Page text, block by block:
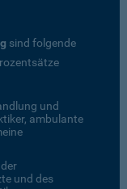
sind folgende
und
ambulante
und des